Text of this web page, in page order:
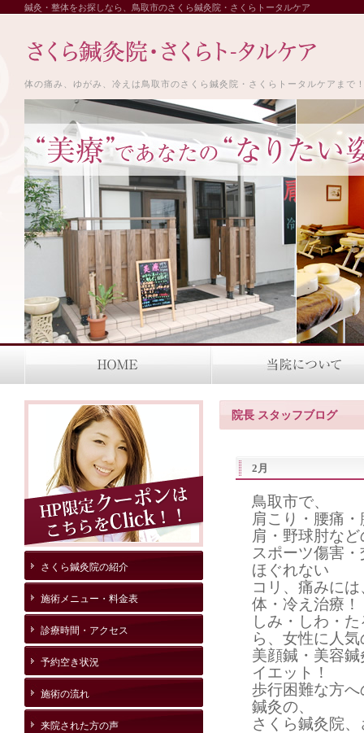
鍼灸・整体をお探しなら、鳥取市のさくら鍼灸院・さくらトータルケア
体の痛み、ゆがみ、冷えは鳥取市のさくら鍼灸院・さくらトータルケアまで
院長 スタッフブログ
2月
鳥取市で、
肩こり・腰痛
肩・野球肘など
スポーツ傷害
ほぐれない
コリ、痛みに
体・冷え治療！
しみ・しわ・
ら、女性に人気
美顔鍼・美容
イエット！
歩行困難な方
鍼灸の、
さくら鍼灸院
さくら鍼灸院の紹介
施術メニュー・料金表
診療時間・アクセス
予約空き状況
施術の流れ
来院された方の声